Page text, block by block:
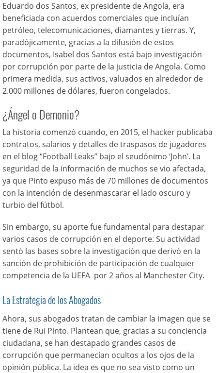
Eduardo dos Santos, ex presidente de Angola, era
beneficiada con acuerdos comerciales que incluían
petróleo, telecomunicaciones, diamantes y tierras. Y,
paradójicamente, gracias a la difusión de estos
documentos, Isabel dos Santos está bajo investigación
por corrupción por parte de la justicia de Angola. Como
primera medida, sus activos, valuados en alrededor de
2.000 millones de dólares, fueron congelados.
¿Ángel o Demonio?
La historia comenzó cuando, en 2015, el hacker publicaba
contratos, salarios y detalles de traspasos de jugadores
en el blog “Football Leaks” bajo el seudónimo ‘John’. La
seguridad de la información de muchos se vio afectada,
ya que Pinto expuso más de 70 millones de documentos
con la intención de desenmascarar el lado oscuro y
turbio del fútbol.
Sin embargo, su aporte fue fundamental para destapar
varios casos de corrupción en el deporte. Su actividad
sentó las bases sobre la investigación que derivó en la
sanción de prohibición de participación de cualquier
competencia de la UEFA por 2 años al Manchester City.
La Estrategia de los Abogados
Ahora, sus abogados tratan de cambiar la imagen que se
tiene de Rui Pinto. Plantean que, gracias a su conciencia
ciudadana, se han destapado grandes casos de
corrupción que permanecían ocultos a los ojos de la
opinión pública. La idea es que no sea visto como un